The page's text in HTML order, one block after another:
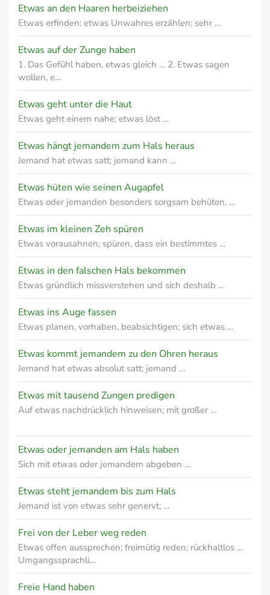
Etwas an den Haaren herbeiziehen
Etwas erfinden; etwas Unwahres erzählen; sehr …
Etwas auf der Zunge haben
1. Das Gefühl haben, etwas gleich … 2. Etwas sagen
wollen, e…
Etwas geht unter die Haut
Etwas geht einem nahe; etwas löst …
Etwas hängt jemandem zum Hals heraus
Jemand hat etwas satt; jemand kann …
Etwas hüten wie seinen Augapfel
Etwas oder jemanden besonders sorgsam behüten, …
Etwas im kleinen Zeh spüren
Etwas vorausahnen; spüren, dass ein bestimmtes …
Etwas in den falschen Hals bekommen
Etwas gründlich missverstehen und sich deshalb …
Etwas ins Auge fassen
Etwas planen, vorhaben, beabsichtigen; sich etwas …
Etwas kommt jemandem zu den Ohren heraus
Jemand hat etwas absolut satt; jemand …
Etwas mit tausend Zungen predigen
Auf etwas nachdrücklich hinweisen; mit großer …
Etwas oder jemanden am Hals haben
Sich mit etwas oder jemandem abgeben …
Etwas steht jemandem bis zum Hals
Jemand ist von etwas sehr genervt; …
Frei von der Leber weg reden
Etwas offen aussprechen; freimütig reden; rückhaltlos …
Umgangssprachli…
Freie Hand haben